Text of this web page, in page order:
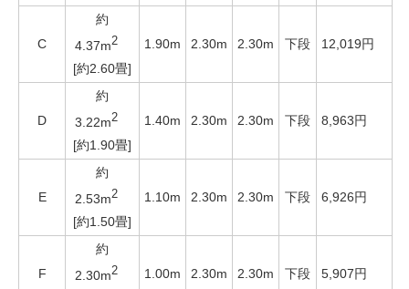
C
約
4.37m2
[約2.60畳]
1.90m 2.30m 2.30m 下段 12,019円
D
約
3.22m2
[約1.90畳]
1.40m 2.30m 2.30m 下段 8,963円
E
約
2.53m2
[約1.50畳]
1.10m 2.30m 2.30m 下段 6,926円
F
約
2.30m2 1.00m 2.30m 2.30m 下段 5,907円